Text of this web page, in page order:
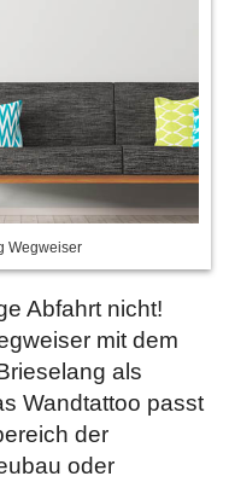
Wegweiser
Abfahrt nicht!
mit dem
als
Wandtattoo passt
der
oder